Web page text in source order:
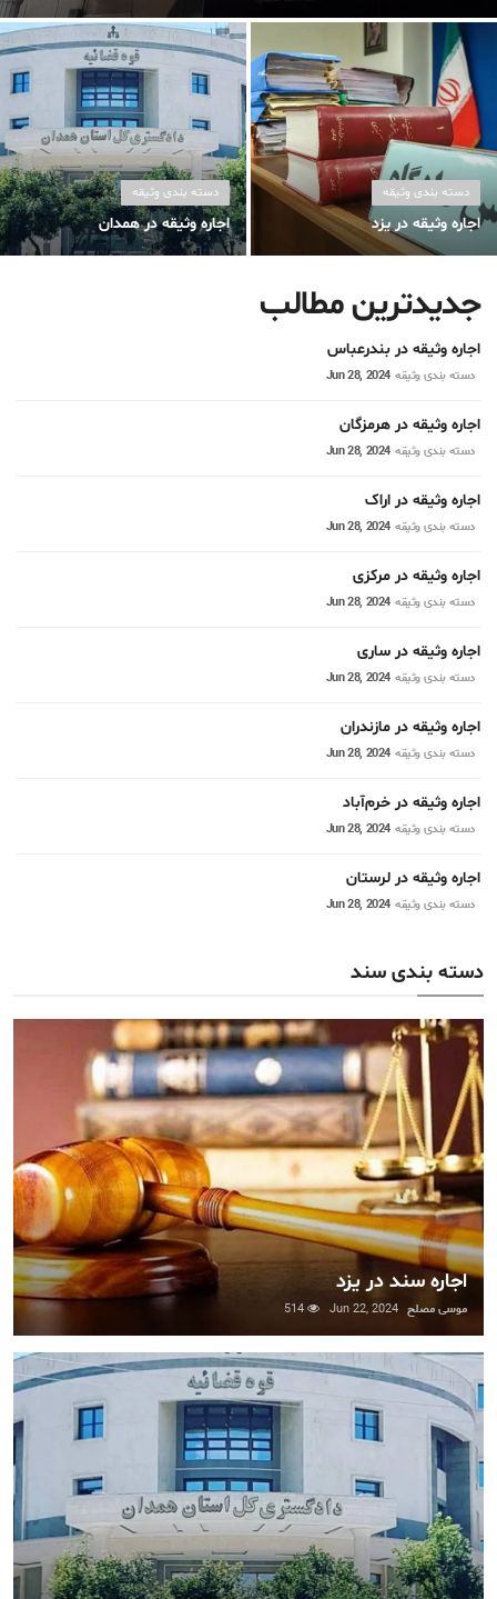
اجاره سند
دسته بندی وثیقه
اجاره وثیقه در یزد
دسته بندی وثیقه
اجاره وثیقه در همدان
جدیدترین مطالب
اجاره وثیقه در بندرعباس
دسته بندی وثیقه Jun 28, 2024
اجاره وثیقه در هرمزگان
دسته بندی وثیقه Jun 28, 2024
اجاره وثیقه در اراک
دسته بندی وثیقه Jun 28, 2024
اجاره وثیقه در مرکزی
دسته بندی وثیقه Jun 28, 2024
اجاره وثیقه در ساری
دسته بندی وثیقه Jun 28, 2024
اجاره وثیقه در مازندران
دسته بندی وثیقه Jun 28, 2024
اجاره وثیقه در خرم‌آباد
دسته بندی وثیقه Jun 28, 2024
اجاره وثیقه در لرستان
دسته بندی وثیقه Jun 28, 2024
دسته بندی سند
اجاره سند در یزد
موسی مصلح Jun 22, 2024